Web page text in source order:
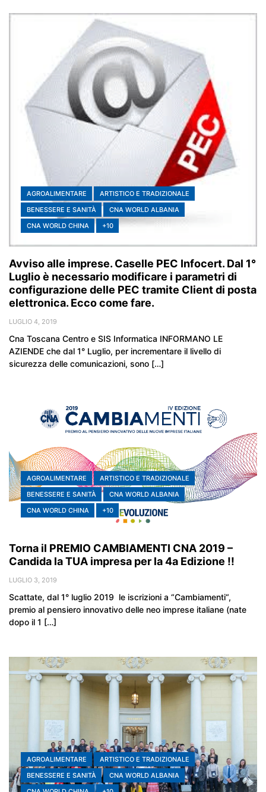
AGROALIMENTARE
ARTISTICO E TRADIZIONALE
BENESSERE E SANITÀ
CNA WORLD ALBANIA
CNA WORLD CHINA
+10
Avviso alle imprese. Caselle PEC Infocert. Dal 1°
Luglio è necessario modificare i parametri di
configurazione delle PEC tramite Client di posta
elettronica. Ecco come fare.
LUGLIO 4, 2019
Cna Toscana Centro e SIS Informatica INFORMANO LE
AZIENDE che dal 1° Luglio, per incrementare il livello di
sicurezza delle comunicazioni, sono […]
AGROALIMENTARE
ARTISTICO E TRADIZIONALE
BENESSERE E SANITÀ
CNA WORLD ALBANIA
CNA WORLD CHINA
+10
Torna il PREMIO CAMBIAMENTI CNA 2019 –
Candida la TUA impresa per la 4a Edizione !!
LUGLIO 3, 2019
Scattate, dal 1° luglio 2019 le iscrizioni a “Cambiamenti“,
premio al pensiero innovativo delle neo imprese italiane (nate
dopo il 1 […]
AGROALIMENTARE
ARTISTICO E TRADIZIONALE
BENESSERE E SANITÀ
CNA WORLD ALBANIA